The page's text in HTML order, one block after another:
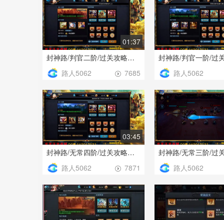
01:37
封神路/判官二阶/过关攻略（注意土地公站位）
7685
路人5062 路人5062
03:45
封神路/无常四阶/过关攻略（需要暴力阵容）
7871
路人5062 路人5062